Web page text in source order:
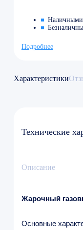
Наличными
Подробнее
Характеристики
Технические
Описание
Жарочный
Основные